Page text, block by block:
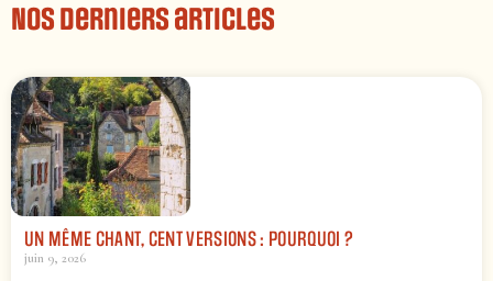
Nos derniers articles
UN MÊME CHANT, CENT VERSIONS : POURQUOI ?
juin 9, 2026